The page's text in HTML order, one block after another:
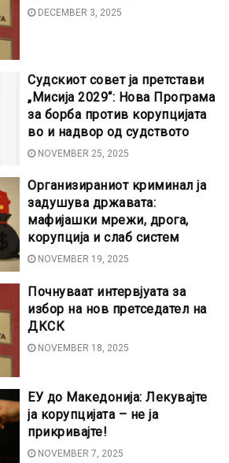
DECEMBER 3, 2025
Судскиот совет ја претстави
„Мисија 2029“: Нова Програма
за борба против корупцијата
во и надвор од судството
NOVEMBER 25, 2025
Организираниот криминал ја
задушува државата:
мафијашки мрежи, дрога,
корупција и слаб систем
NOVEMBER 19, 2025
Почнуваат интервјуата за
избор на нов претседател на
ДКСК
NOVEMBER 18, 2025
ЕУ до Македонија: Лекувајте
ја корупцијата – не ја
прикривајте!
NOVEMBER 7, 2025